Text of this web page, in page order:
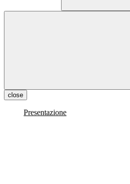
close
Presentazione